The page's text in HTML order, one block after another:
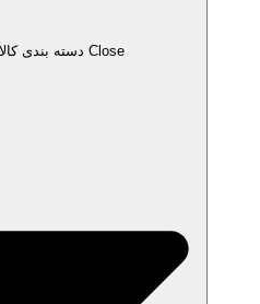
Close دسته بندی کالاها